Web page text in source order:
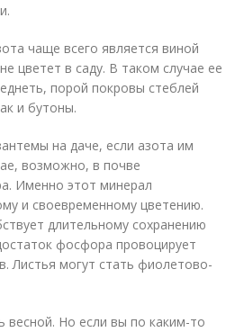
чаще всего является виной
цветет в саду. В таком случае ее
порой покровы стеблей
и бутоны.
на даче, если азота им
возможно, в почве
Именно этот минерал
и своевременному цветению.
длительному сохранению
фосфора провоцирует
Листья могут стать фиолетово-
весной. Но если вы по каким-то